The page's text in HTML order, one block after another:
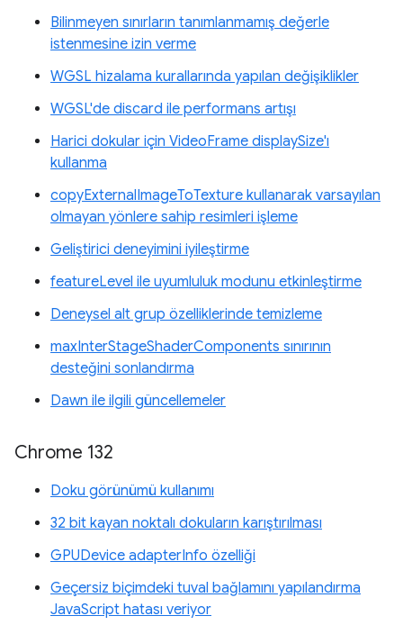
Bilinmeyen sınırların tanımlanmamış değerle
istenmesine izin verme
WGSL hizalama kurallarında yapılan değişiklikler
WGSL'de discard ile performans artışı
Harici dokular için VideoFrame displaySize'ı
kullanma
copyExternalImageToTexture kullanarak varsayılan
olmayan yönlere sahip resimleri işleme
Geliştirici deneyimini iyileştirme
featureLevel ile uyumluluk modunu etkinleştirme
Deneysel alt grup özelliklerinde temizleme
maxInterStageShaderComponents sınırının
desteğini sonlandırma
Dawn ile ilgili güncellemeler
Chrome 132
Doku görünümü kullanımı
32 bit kayan noktalı dokuların karıştırılması
GPUDevice adapterInfo özelliği
Geçersiz biçimdeki tuval bağlamını yapılandırma
JavaScript hatası veriyor